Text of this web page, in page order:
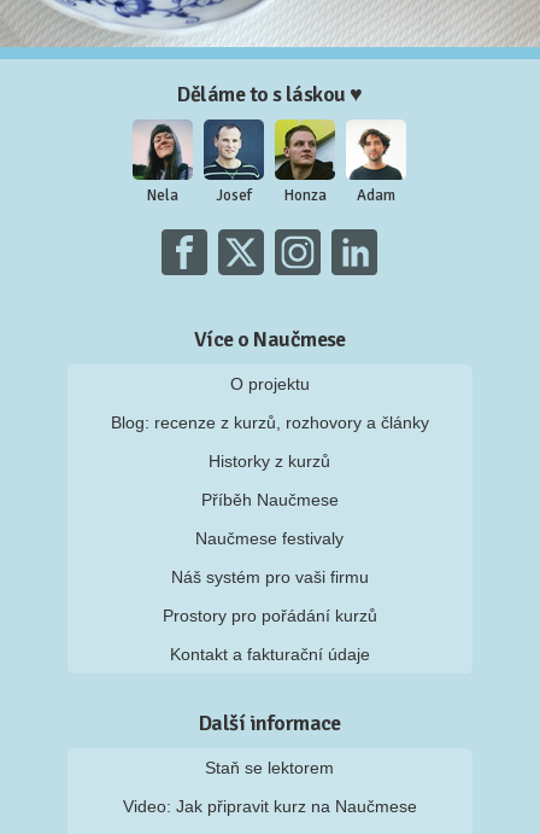
Děláme to s láskou ♥
Nela Josef Honza Adam
Více o Naučmese
O projektu
Blog: recenze z kurzů, rozhovory a články
Historky z kurzů
Příběh Naučmese
Naučmese festivaly
Náš systém pro vaši firmu
Prostory pro pořádání kurzů
Kontakt a fakturační údaje
Další informace
Staň se lektorem
Video: Jak připravit kurz na Naučmese